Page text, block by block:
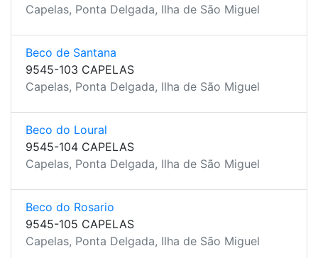
Capelas, Ponta Delgada, Ilha de São Miguel
Beco de Santana
9545-103 CAPELAS
Capelas, Ponta Delgada, Ilha de São Miguel
Beco do Loural
9545-104 CAPELAS
Capelas, Ponta Delgada, Ilha de São Miguel
Beco do Rosario
9545-105 CAPELAS
Capelas, Ponta Delgada, Ilha de São Miguel